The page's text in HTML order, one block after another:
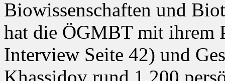
Biowissenschaften und
hat die ÖGMBT mit ihrem
Interview Seite 42) und